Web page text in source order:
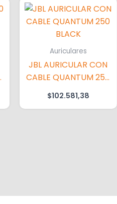
Auriculares
JBL AURICULAR CON
CABLE QUANTUM 250
BLACK
$102.581,38